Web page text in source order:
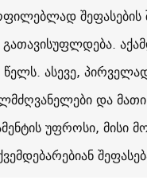
შეფასების
გათავისუფლდება.
ასევე,
და
უფროსი, მისი